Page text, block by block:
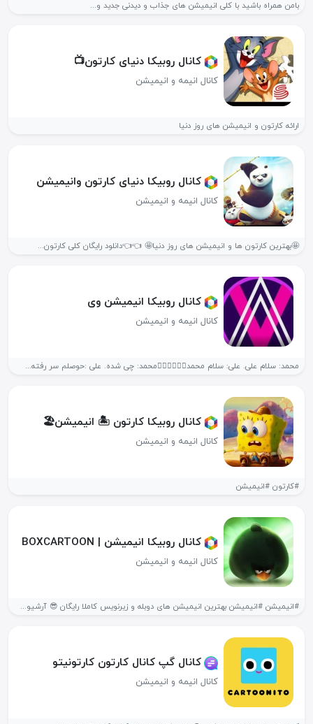
بامن همراه باشید با کلی انیمیشن های جذاب و دیدنی جدید و...
کانال روبیکا دنیای کارتون📺
کانال انیمه و انیمیشن
ارائه کارتون و انیمیشن های روز دنیا
کانال روبیکا دنیای کارتون وانیمیشن
کانال انیمه و انیمیشن
🤩بهترین کارتون ها و انیمیشن های روز دنیا🤩 👈👈دانلود رایگان کلی کارتون...
کانال روبیکا انیمیشن وی
کانال انیمه و انیمیشن
محمد: سلام علی. علی: سلام محمد😮‍💨😮‍💨😮‍💨محمد: چی شده. علی :حوصلم سر رفته...
کانال روبیکا کارتون 🏝 انیمیشن🏖️
کانال انیمه و انیمیشن
#کارتون #انیمیشن
کانال روبیکا انیمیشن | BOXCARTOON
کانال انیمه و انیمیشن
#انیمیشن #انیمیشن بهترین انیمیشن های دوبله و زیرنویس کاملا رایگان 😎 آرشیو...
کانال گپ کانال کارتون کارتونیتو
کانال انیمه و انیمیشن